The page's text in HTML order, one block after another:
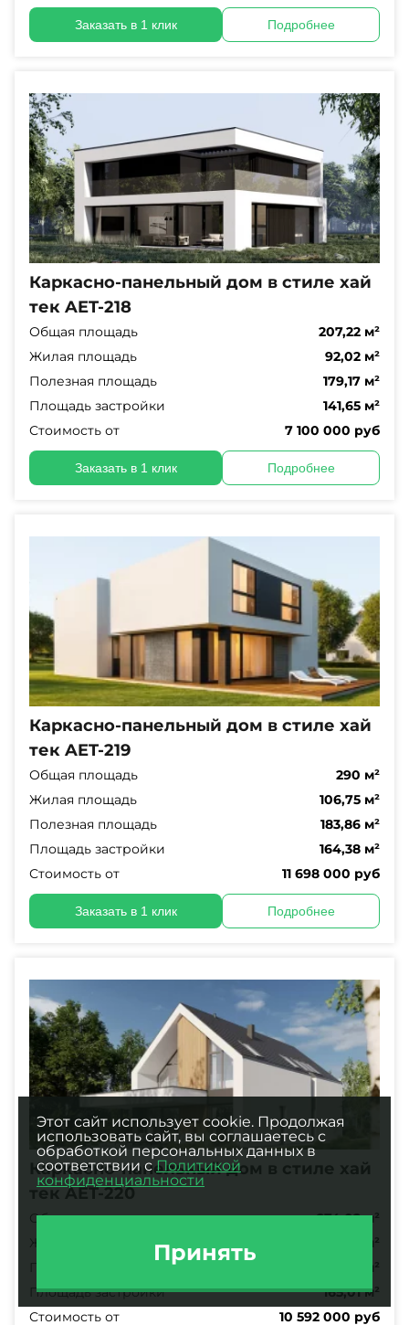
Заказать в 1 клик Подробнее
Каркасно-панельный дом в стиле хай
тек AET-218
Общая площадь
207,22 м²
Жилая площадь
92,02 м²
Полезная площадь
179,17 м²
Площадь застройки
141,65 м²
Стоимость от
7 100 000 руб
Заказать в 1 клик Подробнее
Каркасно-панельный дом в стиле хай
тек AET-219
Общая площадь
290 м²
Жилая площадь
106,75 м²
Полезная площадь
183,86 м²
Площадь застройки
164,38 м²
Стоимость от
11 698 000 руб
Заказать в 1 клик Подробнее
Каркасно-панельный дом в стиле хай
тек AET-220
Общая площадь
274,02 м²
Жилая площадь
43,71 м²
160,13 м²
Площадь застройки
165,01 м²
Стоимость от
10 592 000 руб
Этот сайт использует cookie. Продолжая
использовать сайт, вы соглашаетесь с
обработкой персональных данных в
соответствии с Политикой
конфиденциальности
Принять